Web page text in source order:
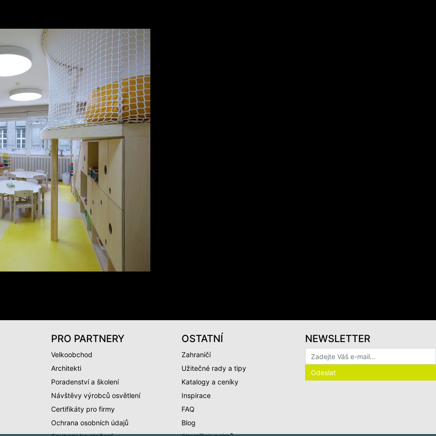
PRO PARTNERY
Velkoobchod
Architekti
Poradenství a školení
Návštěvy výrobců osvětlení
Certifikáty pro firmy
Ochrana osobních údajů
OSTATNÍ
Zahraničí
Užitečné rady a tipy
Katalogy a ceníky
Inspirace
FAQ
Blog
NEWSLETTER